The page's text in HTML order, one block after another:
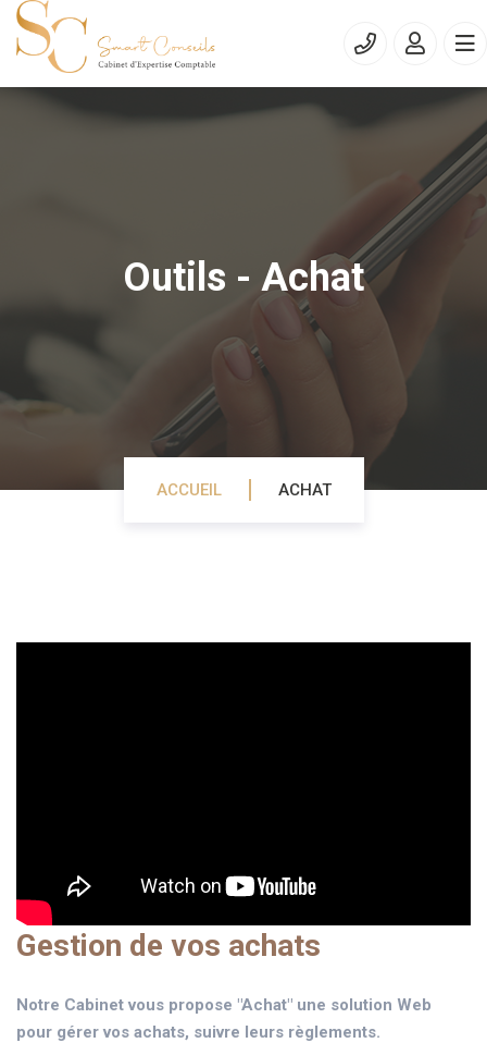
Outils - Achat
ACCUEIL ACHAT
Gestion de vos achats
Notre Cabinet vous propose "Achat" une solution Web
pour gérer vos achats, suivre leurs règlements.